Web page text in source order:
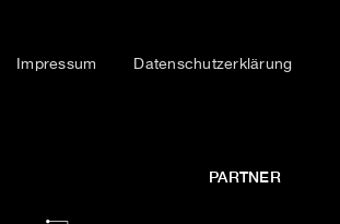
Impressum Datenschutzerklärung
PARTNER